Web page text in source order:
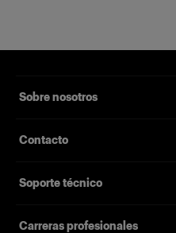
Sobre nosotros
Contacto
Soporte técnico
Carreras profesionales